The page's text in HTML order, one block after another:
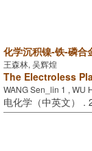
化学沉积镍-铁-磷合
王森林, 吴辉煌
The Electroless
WANG Sen_lin 1 , WU
电化学（中英文） .